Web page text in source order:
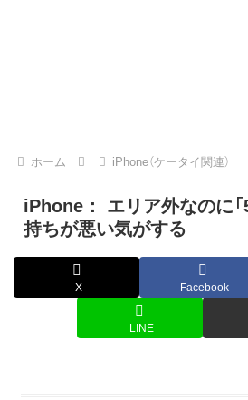
ホーム iPhone（ケータイ関連）
iPhone： エリア外なのに「
持ちが悪い気がする
X Facebook
LINE